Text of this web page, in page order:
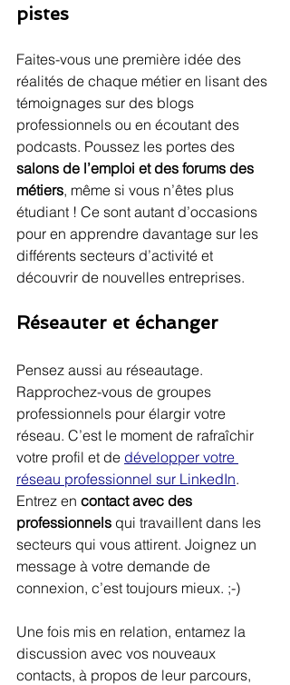
pistes
Faites-vous une première idée des
réalités de chaque métier en lisant des
témoignages sur des blogs
professionnels ou en écoutant des
podcasts. Poussez les portes des
salons de l’emploi et des forums des
métiers, même si vous n’êtes plus
étudiant ! Ce sont autant d’occasions
pour en apprendre davantage sur les
différents secteurs d’activité et
découvrir de nouvelles entreprises.
Réseauter et échanger
Pensez aussi au réseautage.
Rapprochez-vous de groupes
professionnels pour élargir votre
réseau. C’est le moment de rafraîchir
votre profil et de développer votre
réseau professionnel sur LinkedIn.
Entrez en contact avec des
professionnels qui travaillent dans les
secteurs qui vous attirent. Joignez un
message à votre demande de
connexion, c’est toujours mieux. ;-)
Une fois mis en relation, entamez la
discussion avec vos nouveaux
contacts, à propos de leur parcours,